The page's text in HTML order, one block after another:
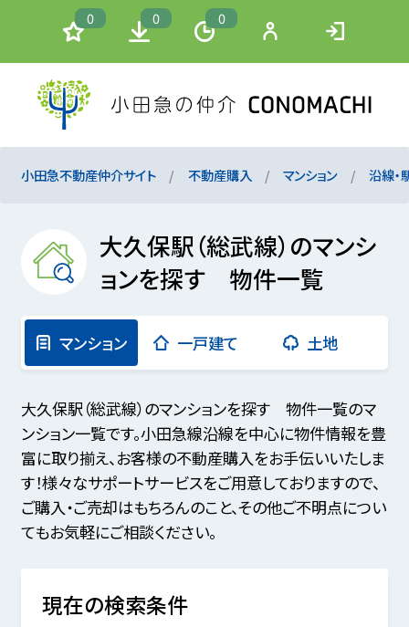
0 0 0
小田急不動産仲介サイト 不動産購入 マンション 沿線・
大久保駅（総武線）のマンシ
ョンを探す 物件一覧
マンション 一戸建て 土地
大久保駅（総武線）のマンションを探す 物件一覧のマ
ンション一覧です。小田急線沿線を中心に物件情報を豊
富に取り揃え、お客様の不動産購入をお手伝いいたしま
す！様々なサポートサービスをご用意しておりますので、
ご購入・ご売却はもちろんのこと、その他ご不明点につい
てもお気軽にご相談ください。
現在の検索条件